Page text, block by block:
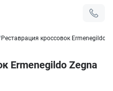
Реставрация кроссовок Ermenegildo
Ermenegildo Zegna